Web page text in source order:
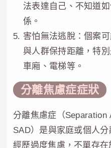
法表達自己、不知道
係。
害怕無法逃脫：個案
與人群保持距離，特
車廂、電梯等。
分離焦慮症症狀
分離焦慮症（
SAD）是與家庭或個人
經歷過度焦慮，不單存